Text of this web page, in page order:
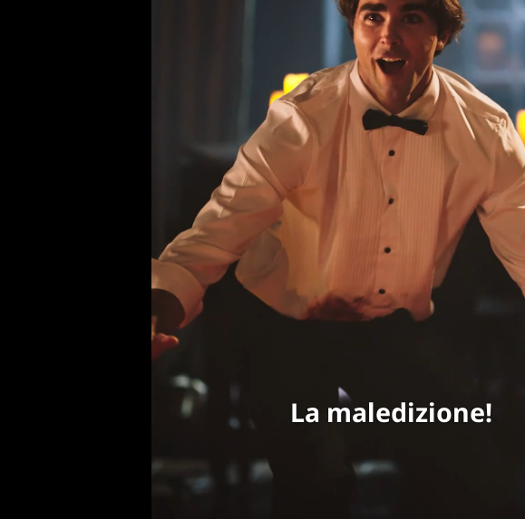
La maledizione è finita!